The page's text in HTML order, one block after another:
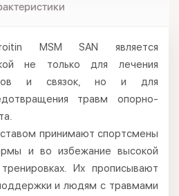
MSM SAN является
не только для лечения
и связок, но и для
травм опорно-
принимают спортсмены
и во избежание высокой
Их прописывают
и людям с травмами